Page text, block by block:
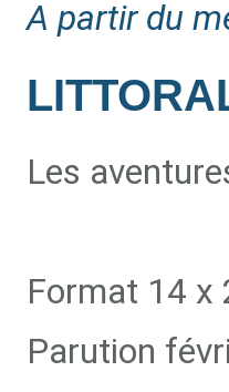
A partir du
Les
Format 14 x
Parution